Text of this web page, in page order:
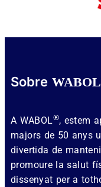
Sobre WABOL
A WABOL®, estem
majors de 50 anys
divertida de
promoure la salut
dissenyat per a